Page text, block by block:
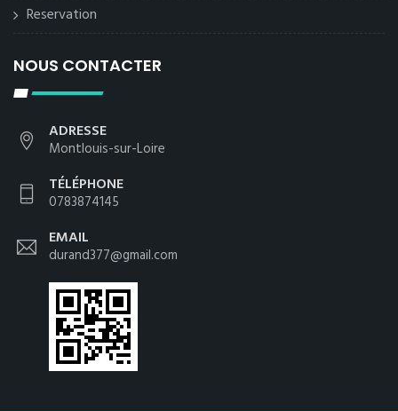
Reservation
NOUS CONTACTER
ADRESSE
Montlouis-sur-Loire
TÉLÉPHONE
0783874145
EMAIL
durand377@gmail.com